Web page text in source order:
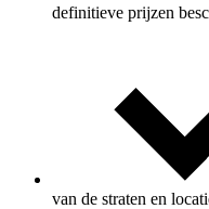
definitieve prijzen
van de straten en